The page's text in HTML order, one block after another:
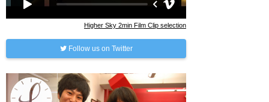
Higher Sky 2min Film Clip selection
Follow us on Twitter